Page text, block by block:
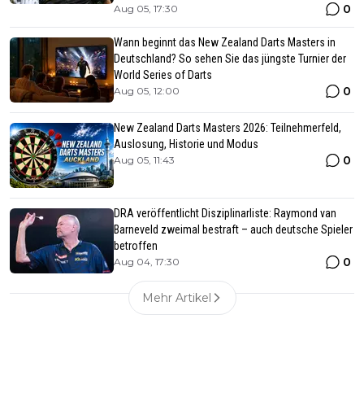
Aug 05, 17:30 0
Wann beginnt das New Zealand Darts Masters in
Deutschland? So sehen Sie das jüngste Turnier der
World Series of Darts
Aug 05, 12:00 0
New Zealand Darts Masters 2026: Teilnehmerfeld,
Auslosung, Historie und Modus
Aug 05, 11:43 0
DRA veröffentlicht Disziplinarliste: Raymond van
Barneveld zweimal bestraft – auch deutsche Spieler
betroffen
Aug 04, 17:30 0
Mehr Artikel